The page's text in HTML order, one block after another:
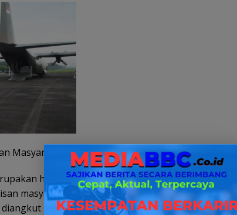
Masyarakat
hasil donasi kolektif dari TNI, Polri,
masyarakat Sumatera Selatan. Bantuan yang
menggunakan pesawat angkut militer TNI